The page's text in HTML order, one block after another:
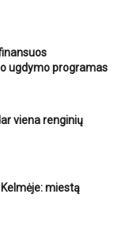
ugdymo programas
viena renginių
miestą